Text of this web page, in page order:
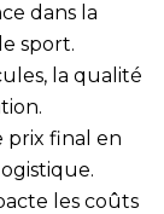
dans la
sport.
la qualité
prix final en
les coûts